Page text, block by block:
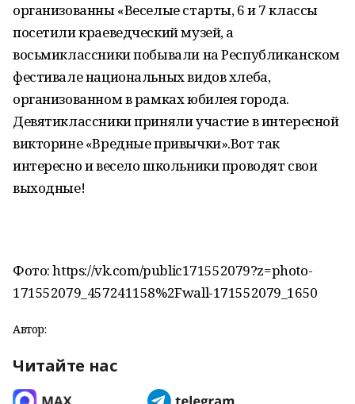
организованны «Веселые старты, 6 и 7 классы
посетили краеведческий музей, а
восьмиклассники побывали на Республиканском
фестивале национальных видов хлеба,
организованном в рамках юбилея города.
Девятиклассники приняли участие в интересной
викторине «Вредные привычки».Вот так
интересно и весело школьники проводят свои
выходные!
Фото: https://vk.com/public171552079?z=photo-
171552079_457241158%2Fwall-171552079_1650
Автор:
Читайте нас